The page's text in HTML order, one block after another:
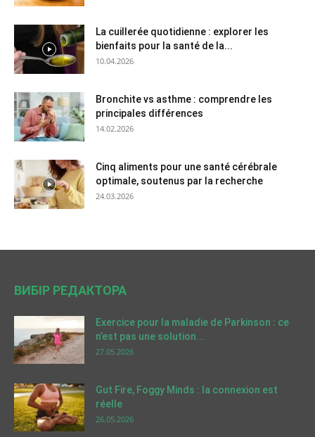
La cuillerée quotidienne : explorer les
bienfaits pour la santé de la...
10.04.2026
Bronchite vs asthme : comprendre les
principales différences
14.02.2026
Cinq aliments pour une santé cérébrale
optimale, soutenus par la recherche
24.03.2026
ВИБІР РЕДАКТОРА
Exercice pour la maladie de Parkinson : ce
n’est pas une solution...
27.05.2026
Gut Fire, Foggy Minds : la connexion est
réelle
26.05.2026